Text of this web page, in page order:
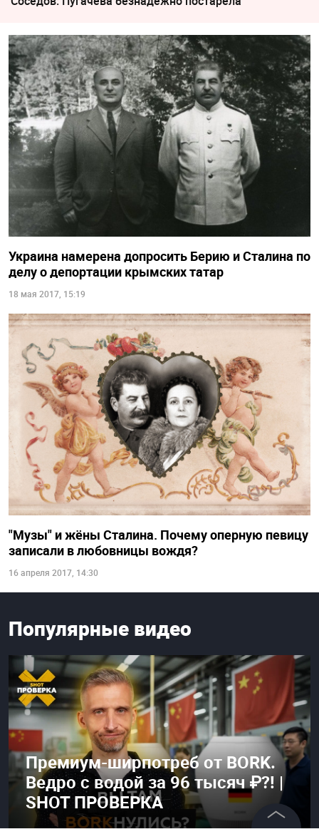
Украина намерена допросить Берию и Сталина по
делу о депортации крымских татар
18 мая 2017, 15:19
"Музы" и жёны Сталина. Почему оперную певицу
записали в любовницы вождя?
16 апреля 2017, 14:30
Популярные видео
Премиум-ширпотреб от BORK.
Ведро с водой за 96 тысяч ₽?! |
SHOT ПРОВЕРКА